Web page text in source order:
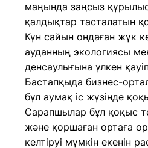
маңында заңсыз
қалдықтар тасталатын
Күн сайын ондаған жүк
ауданның экологиясы
денсаулығына үлкен
Бастапқыда бизнес-
бұл аумақ іс жүзінде
Сарапшылар бұл қоқыс
және қоршаған ортаға
келтіруі мүмкін екенін